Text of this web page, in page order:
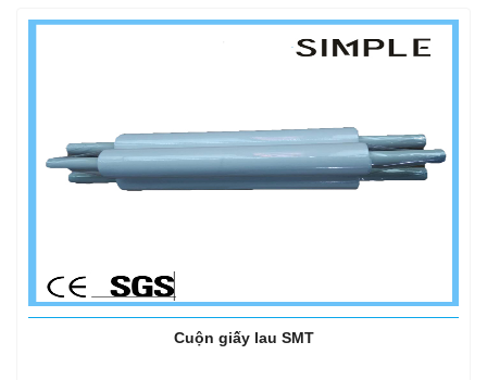
Cuộn giấy lau SMT